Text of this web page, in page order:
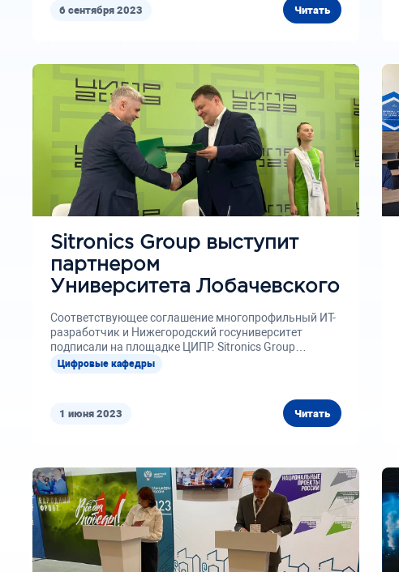
6 сентября 2023 Читать
1 июня 2023 Читать
Sitronics Group выступит
партнером
Университета Лобачевского
Соответствующее соглашение многопрофильный ИТ-
разработчик и Нижегородский госуниверситет
подписали на площадке ЦИПР. Sitronics Group
расширяет партнерскую научно-образовательную
Цифровые кафедры